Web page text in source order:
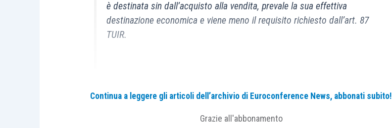
è destinata sin dall’acquisto alla vendita, prevale la sua effettiva
destinazione economica e viene meno il requisito richiesto dall’art. 87
TUIR.
Il caso e la decisione della Cassazione
ordinanza n. 11695 del 29 aprile 2026, la Corte di Cassazione si pronuncia sui
Continua a leggere gli articoli dell’archivio di Euroconference News, abbonati subito!
Grazie all'abbonamento